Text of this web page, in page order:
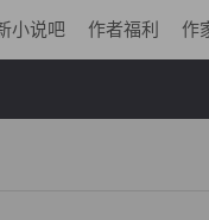
小说吧 作者福利 作